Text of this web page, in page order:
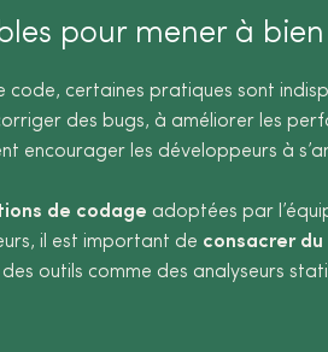
pour mener à
code, certaines pratiques sont
des bugs, à améliorer les
encourager les développeurs à
de codage adoptées par
il est important de consacrer du
outils comme des analyseurs